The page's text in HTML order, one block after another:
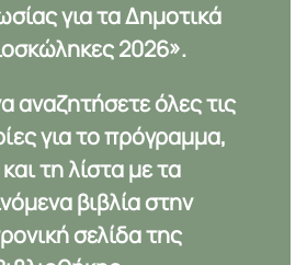
για τα Δημοτικά
2026».
αναζητήσετε όλες τις
για το πρόγραμμα,
τη λίστα με τα
βιβλία στην
σελίδα της